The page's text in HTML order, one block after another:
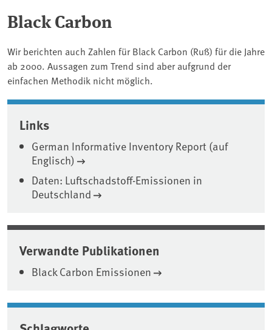
Black Carbon
Wir berichten auch Zahlen für Black Carbon (Ruß) für die Jahre
ab 2000. Aussagen zum Trend sind aber aufgrund der
einfachen Methodik nicht möglich.
Associated content
Links
German Informative Inventory Report (auf
Englisch)
Daten: Luftschadstoff-Emissionen in
Deutschland
Verwandte Publikationen
Black Carbon Emissionen